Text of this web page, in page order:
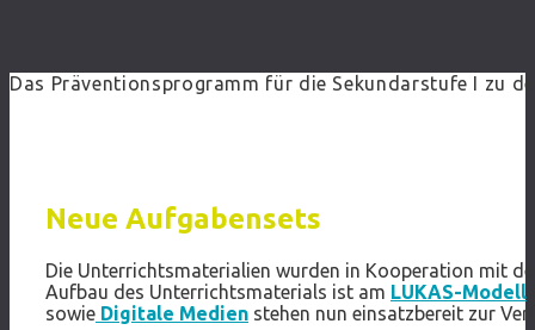
Das Präventionsprogramm für die Sekundarstufe I zu
Neue Aufgabensets
Die Unterrichtsmaterialien wurden in Kooperation mit
Aufbau des Unterrichtsmaterials ist am LUKAS-Modell
sowie Digitale Medien stehen nun einsatzbereit zur